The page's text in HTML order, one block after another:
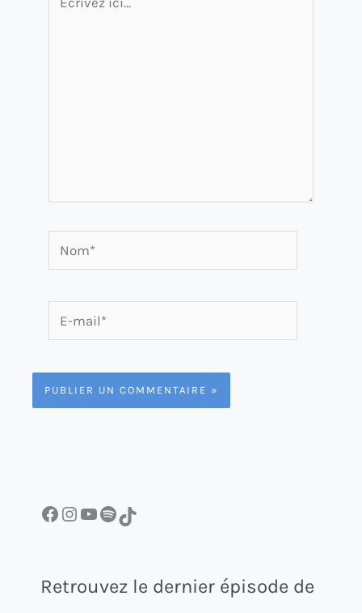
Nom*
mail*
Facebook InstagramYouTube Spotify TikTok
Retrouvez le dernier épisode de